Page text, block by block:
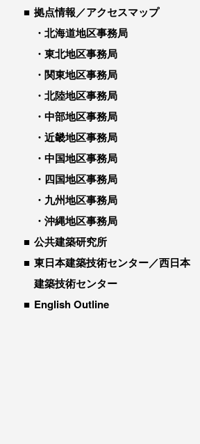
拠点情報／アクセスマップ
北海道地区事務局
東北地区事務局
関東地区事務局
北陸地区事務局
中部地区事務局
近畿地区事務局
中国地区事務局
四国地区事務局
九州地区事務局
沖縄地区事務局
公共建築研究所
東日本建築技術センター／西日本
建築技術センター
English Outline